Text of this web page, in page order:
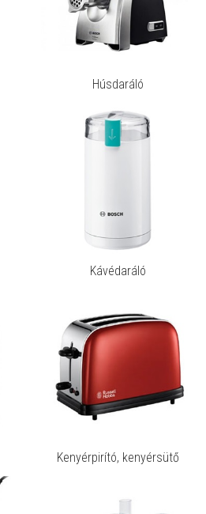
Húsdaráló
Kávédaráló
Kenyérpirító, kenyérsütő